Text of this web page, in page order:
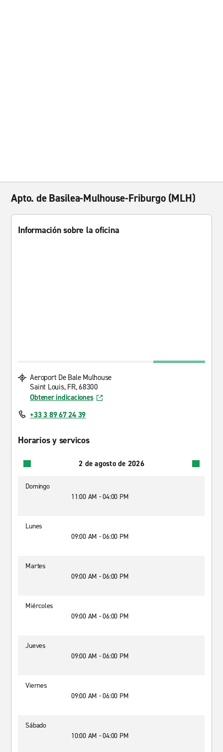
Apto. de Basilea-Mulhouse-Friburgo (MLH)
Información sobre la oficina
Aeroport De Bale Mulhouse
Saint Louis, FR, 68300
Obtener indicaciones
+33 3 89 67 24 39
Horarios y servicos
2 de agosto de 2026
Domingo
11:00 AM - 04:00 PM
Lunes
09:00 AM - 06:00 PM
Martes
09:00 AM - 06:00 PM
Miércoles
09:00 AM - 06:00 PM
Jueves
09:00 AM - 06:00 PM
Viernes
09:00 AM - 06:00 PM
Sábado
10:00 AM - 04:00 PM